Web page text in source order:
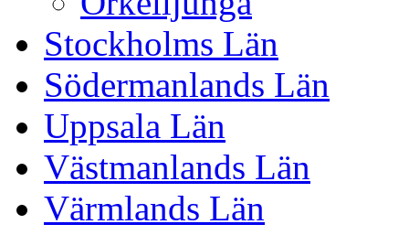
Stockholms Län
Södermanlands Län
Uppsala Län
Västmanlands Län
Värmlands Län